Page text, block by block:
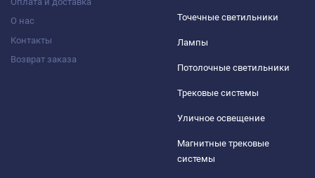
О нас
Контакты
Возврат заказа
Точечные светильники
Лампы
Потолочные светильники
Трековые системы
Уличное освещение
Магнитные трековые
системы